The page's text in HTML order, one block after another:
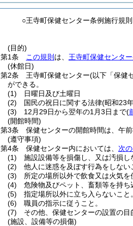
○王寺町保健センター条例施行規則
(目的)
第1条
この規則 は、 王寺町保健センター
(休館日)
第2条
王寺町保健センター(以下「保健
ができる。
(1)
日曜日及び土曜日
(2)
国民の祝日に関する法律(昭和23
(3)
12月29日から翌年の1月3日まで(
(開館時間)
第3条
保健センターの開館時間は、午
(遵守事項)
第4条
保健センター内においては、 次
(1)
施設設備等を損傷し、又は汚損し
(2)
他人に迷惑を及ぼす行為をしない
(3)
所定の場所以外で飲食又は火気を
(4)
危険物及びペット、畜類等を持ち
(5)
指定場所以外に立ち入らないこと。
(6)
職員の指示に従うこと。
(7)
その他、保健センターの設置の
(施設、設備等の損傷)